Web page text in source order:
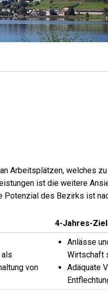
Arbeitsplätzen, welches
ist die weitere
des Bezirks ist
4-Jahres-
von
Anlässe
Wirtschaft
Adäquate